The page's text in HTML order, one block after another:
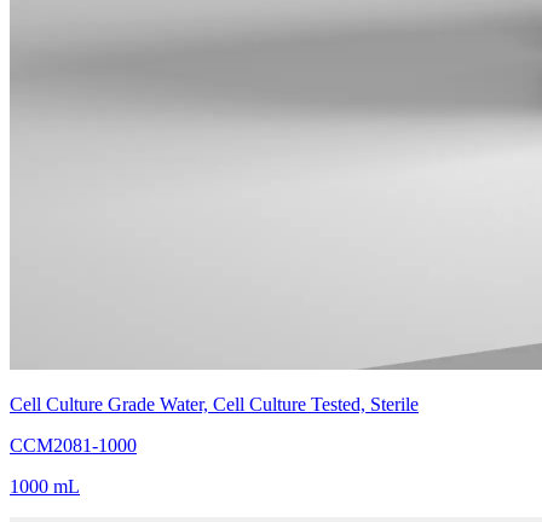
Cell Culture Grade Water, Cell Culture Tested, Sterile
CCM2081-1000
1000 mL